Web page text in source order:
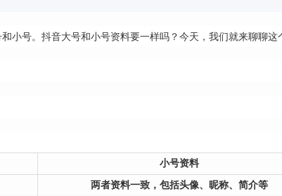
小号。抖音大号和小号资料要一样吗？今天，我们就来聊聊这
小号资料
两者资料一致，包括头像、昵称、简介等